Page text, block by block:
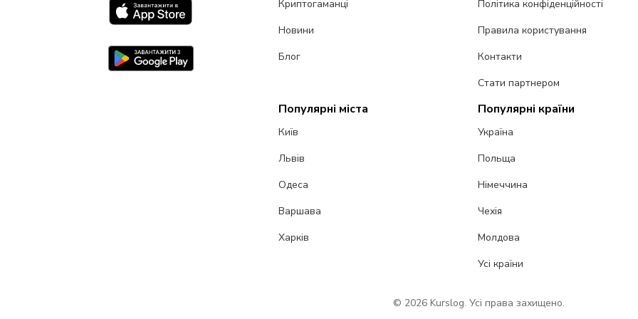
Криптогаманці
Новини
Блог
Політика конфіденційності
Правила користування
Контакти
Стати партнером
Популярні міста
Київ
Львів
Одеса
Варшава
Харків
Популярні країни
Україна
Польща
Німеччина
Чехія
Молдова
Усі країни
© 2026 Kurslog. Усі права захищено.